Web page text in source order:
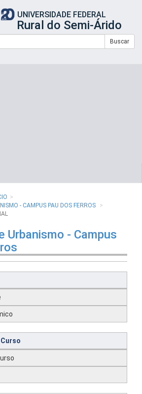
UNIVERSIDADE FEDERAL
Rural do Semi-Árido
Buscar
- CAMPUS PAU DOS FERROS
Urbanismo - Campus